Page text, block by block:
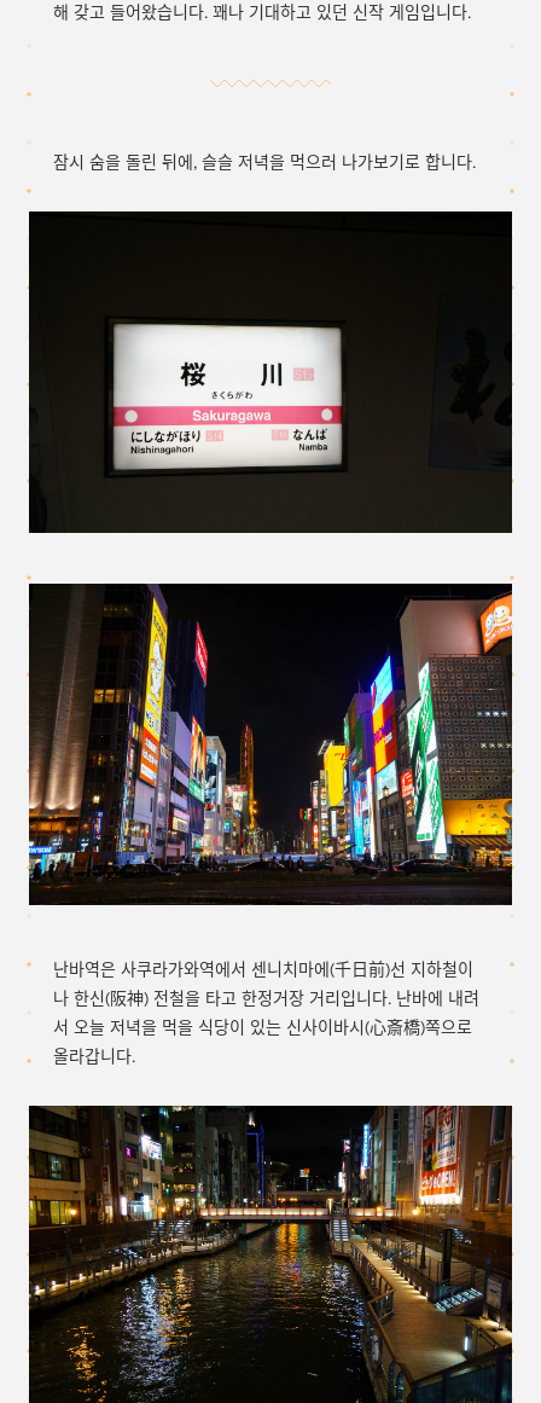
해 갖고 들어왔습니다. 꽤나 기대하고 있던 신작 게임입니다.
잠시 숨을 돌린 뒤에, 슬슬 저녁을 먹으러 나가보기로 합니다.
난바역은 사쿠라가와역에서 센니치마에(千日前)선 지하철이
나 한신(阪神) 전철을 타고 한정거장 거리입니다. 난바에 내려
서 오늘 저녁을 먹을 식당이 있는 신사이바시(心斎橋)쪽으로
올라갑니다.